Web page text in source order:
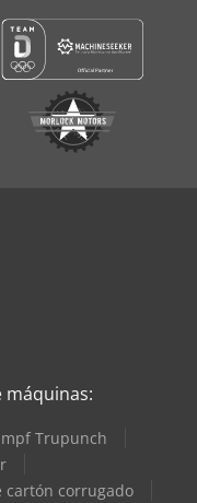
máquinas:
Trupunch
cartón corrugado